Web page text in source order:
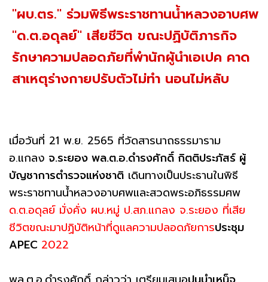
"ผบ.ตร." ร่วมพิธีพระราชทานน้ำหลวงอาบศพ
"ด.ต.อดุลย์" เสียชีวิต ขณะปฏิบัติภารกิจ
รักษาความปลอดภัยที่พำนักผู้นำเอเปค คาด
สาเหตุร่างกายปรับตัวไม่ทำ นอนไม่หลับ
เมื่อวันที่ 21 พ.ย. 2565 ที่วัดสารนาถธรรมาราม
อ.แกลง จ.ระยอง พล.ต.อ.ดำรงศักดิ์ กิตติประภัสร์ ผู้
บัญชาการตำรวจแห่งชาติ เดินทางเป็นประธานในพิธี
พระราชทานน้ำหลวงอาบศพและสวดพระอภิธรรมศพ
ด.ต.อดุลย์ มั่งคั่ง ผบ.หมู่ ป.สภ.แกลง จ.ระยอง ที่เสีย
ชีวิตขณะมาปฏิบัติหน้าที่ดูแลความปลอดภัยการประชุม
APEC 2022